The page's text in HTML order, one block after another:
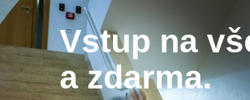
Vstup na
a zdarma.